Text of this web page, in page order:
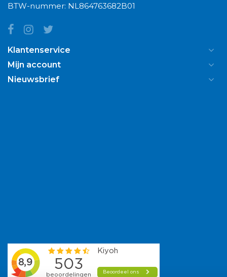
BTW-nummer: NL864763682B01
Klantenservice
Mijn account
Nieuwsbrief